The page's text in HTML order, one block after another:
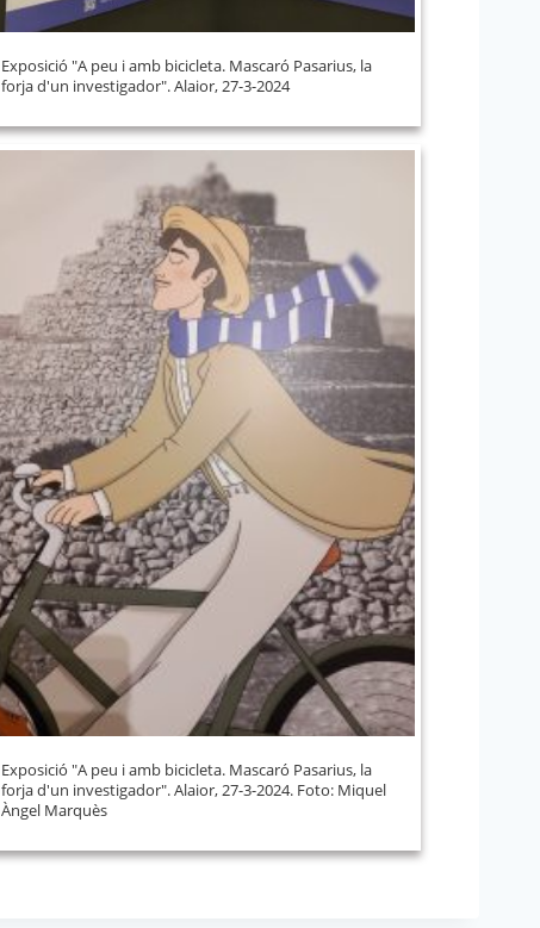
Exposició "A peu i amb bicicleta. Mascaró Pasarius, la
forja d'un investigador". Alaior, 27-3-2024
Exposició "A peu i amb bicicleta. Mascaró Pasarius, la
forja d'un investigador". Alaior, 27-3-2024. Foto: Miquel
Àngel Marquès